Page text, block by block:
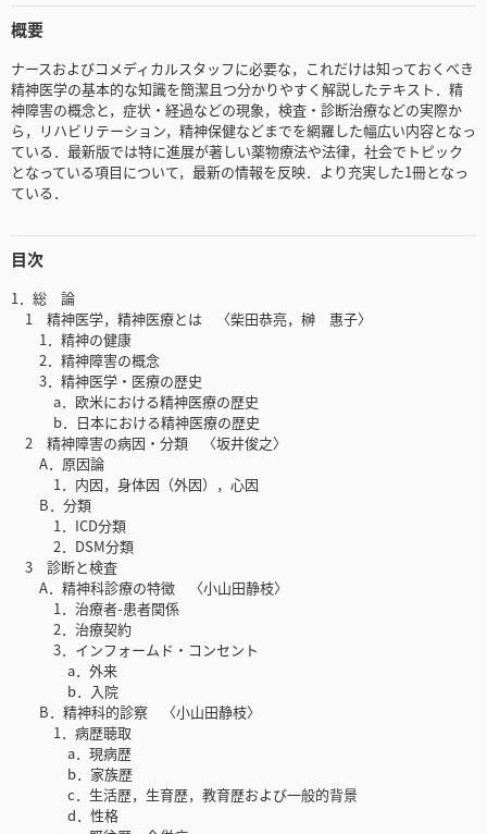
概要
ナースおよびコメディカルスタッフに必要な，これだけは知っておくべき
精神医学の基本的な知識を簡潔且つ分かりやすく解説したテキスト．精
神障害の概念と，症状・経過などの現象，検査・診断治療などの実際か
ら，リハビリテーション，精神保健などまでを網羅した幅広い内容となっ
ている．最新版では特に進展が著しい薬物療法や法律，社会でトピック
となっている項目について，最新の情報を反映．より充実した1冊となっ
ている．
目次
1．総 論
1 精神医学，精神医療とは 〈柴田恭亮，榊 惠子〉
1．精神の健康
2．精神障害の概念
3．精神医学・医療の歴史
a．欧米における精神医療の歴史
b．日本における精神医療の歴史
2 精神障害の病因・分類 〈坂井俊之〉
A．原因論
1．内因，身体因（外因），心因
B．分類
1．ICD分類
2．DSM分類
3 診断と検査
A．精神科診療の特徴 〈小山田静枝〉
1．治療者-患者関係
2．治療契約
3．インフォームド・コンセント
a．外来
b．入院
B．精神科的診察 〈小山田静枝〉
1．病歴聴取
a．現病歴
b．家族歴
c．生活歴，生育歴，教育歴および一般的背景
d．性格